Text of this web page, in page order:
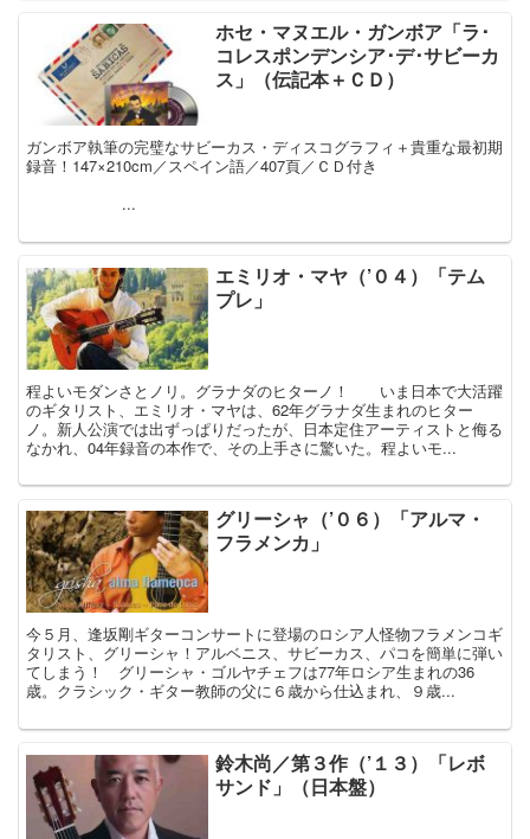
ホセ・マヌエル・ガンボア「ラ･
コレスポンデンシア･デ･サビーカ
ス」（伝記本＋ＣＤ）
ガンボア執筆の完璧なサビーカス・ディスコグラフィ＋貴重な最初期
録音！147×210cm／スペイン語／407頁／ＣＤ付き
...
エミリオ・マヤ（’０４）「テム
プレ」
程よいモダンさとノリ。グラナダのヒターノ！ いま日本で大活躍
のギタリスト、エミリオ・マヤは、62年グラナダ生まれのヒター
ノ。新人公演では出ずっぱりだったが、日本定住アーティストと侮る
なかれ、04年録音の本作で、その上手さに驚いた。程よいモ...
グリーシャ（’０６）「アルマ・
フラメンカ」
今５月、逢坂剛ギターコンサートに登場のロシア人怪物フラメンコギ
タリスト、グリーシャ！アルベニス、サビーカス、パコを簡単に弾い
てしまう！ グリーシャ・ゴルヤチェフは77年ロシア生まれの36
歳。クラシック・ギター教師の父に６歳から仕込まれ、９歳...
鈴木尚／第３作（’１３）「レボ
サンド」（日本盤）